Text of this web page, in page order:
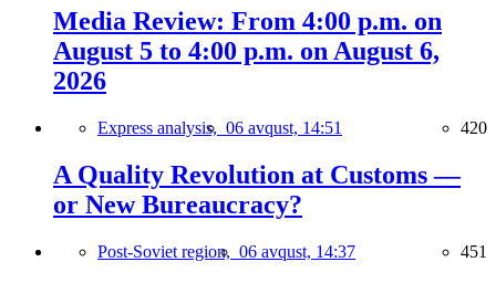
Media Review: From 4:00 p.m. on
August 5 to 4:00 p.m. on August 6,
2026
Express analysis, 06 avqust, 14:51 420
A Quality Revolution at Customs —
or New Bureaucracy?
Post-Soviet region, 06 avqust, 14:37 451